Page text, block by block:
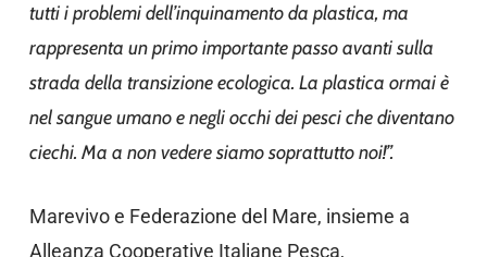
tutti i problemi dell’inquinamento da plastica, ma
rappresenta un primo importante passo avanti sulla
strada della transizione ecologica. La plastica ormai è
nel sangue umano e negli occhi dei pesci che diventano
ciechi. Ma a non vedere siamo soprattutto noi!”.
Marevivo e Federazione del Mare, insieme a
Alleanza Cooperative Italiane Pesca,